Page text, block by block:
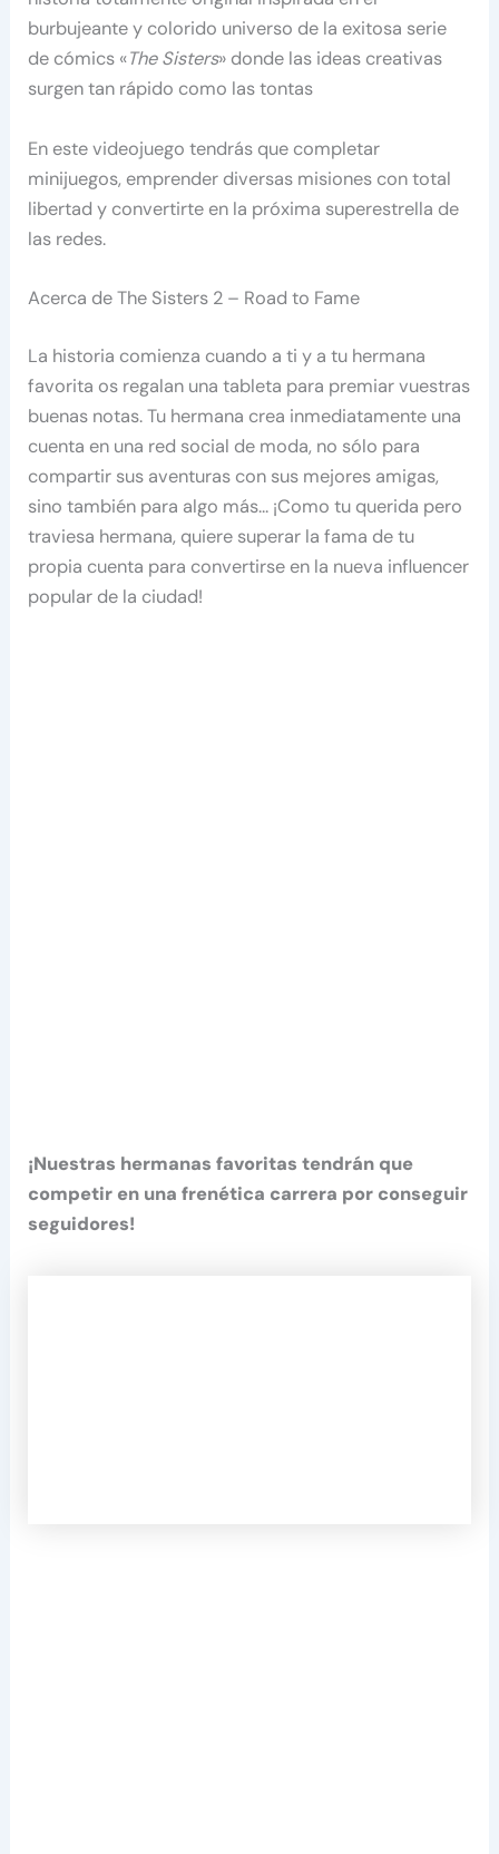
burbujeante y colorido universo de la exitosa serie
de cómics «The Sisters» donde las ideas creativas
surgen tan rápido como las tontas
En este videojuego tendrás que completar
minijuegos, emprender diversas misiones con total
libertad y convertirte en la próxima superestrella de
las redes.
Acerca de The Sisters 2 – Road to Fame
La historia comienza cuando a ti y a tu hermana
favorita os regalan una tableta para premiar vuestras
buenas notas. Tu hermana crea inmediatamente una
cuenta en una red social de moda, no sólo para
compartir sus aventuras con sus mejores amigas,
sino también para algo más… ¡Como tu querida pero
traviesa hermana, quiere superar la fama de tu
propia cuenta para convertirse en la nueva influencer
popular de la ciudad!
¡Nuestras hermanas favoritas tendrán que
competir en una frenética carrera por conseguir
seguidores!